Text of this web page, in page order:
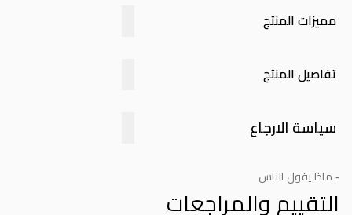
مميزات المنتج
تفاصيل المنتج
سياسة الارجاع
- ماذا يقول الناس
التقييم والمراجعات